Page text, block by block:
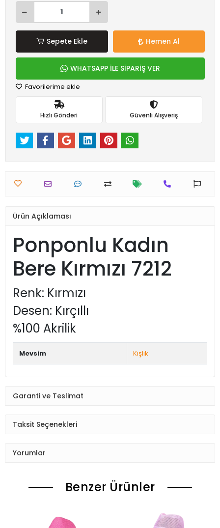
Sepete Ekle Hemen Al
WHATSAPP İLE SİPARİŞ VER
Favorilerime ekle
Hızlı Gönderi Güvenli Alışveriş
Ürün Açıklaması
Ponponlu Kadın
Bere Kırmızı 7212
Renk: Kırmızı
Desen: Kırçıllı
%100 Akrilik
Mevsim Kışlık
Garanti ve Teslimat
Taksit Seçenekleri
Yorumlar
Benzer Ürünler